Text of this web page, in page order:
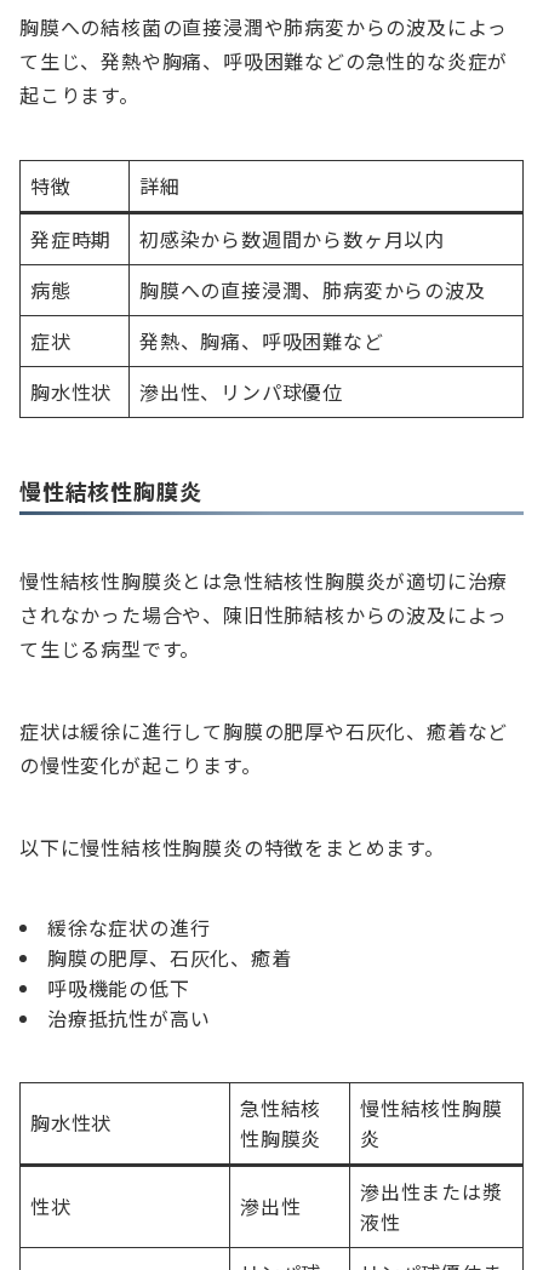
胸膜への結核菌の直接浸潤や肺病変からの波及によっ
て生じ、発熱や胸痛、呼吸困難などの急性的な炎症が
起こります。
特徴
詳細
発症時期
初感染から数週間から数ヶ月以内
病態
胸膜への直接浸潤、肺病変からの波及
症状
発熱、胸痛、呼吸困難など
胸水性状
滲出性、リンパ球優位
慢性結核性胸膜炎
慢性結核性胸膜炎とは急性結核性胸膜炎が適切に治療
されなかった場合や、陳旧性肺結核からの波及によっ
て生じる病型です。
症状は緩徐に進行して胸膜の肥厚や石灰化、癒着など
の慢性変化が起こります。
以下に慢性結核性胸膜炎の特徴をまとめます。
緩徐な症状の進行
胸膜の肥厚、石灰化、癒着
呼吸機能の低下
治療抵抗性が高い
胸水性状
急性結核
性胸膜炎
慢性結核性胸膜
炎
性状 滲出性
滲出性または漿
液性